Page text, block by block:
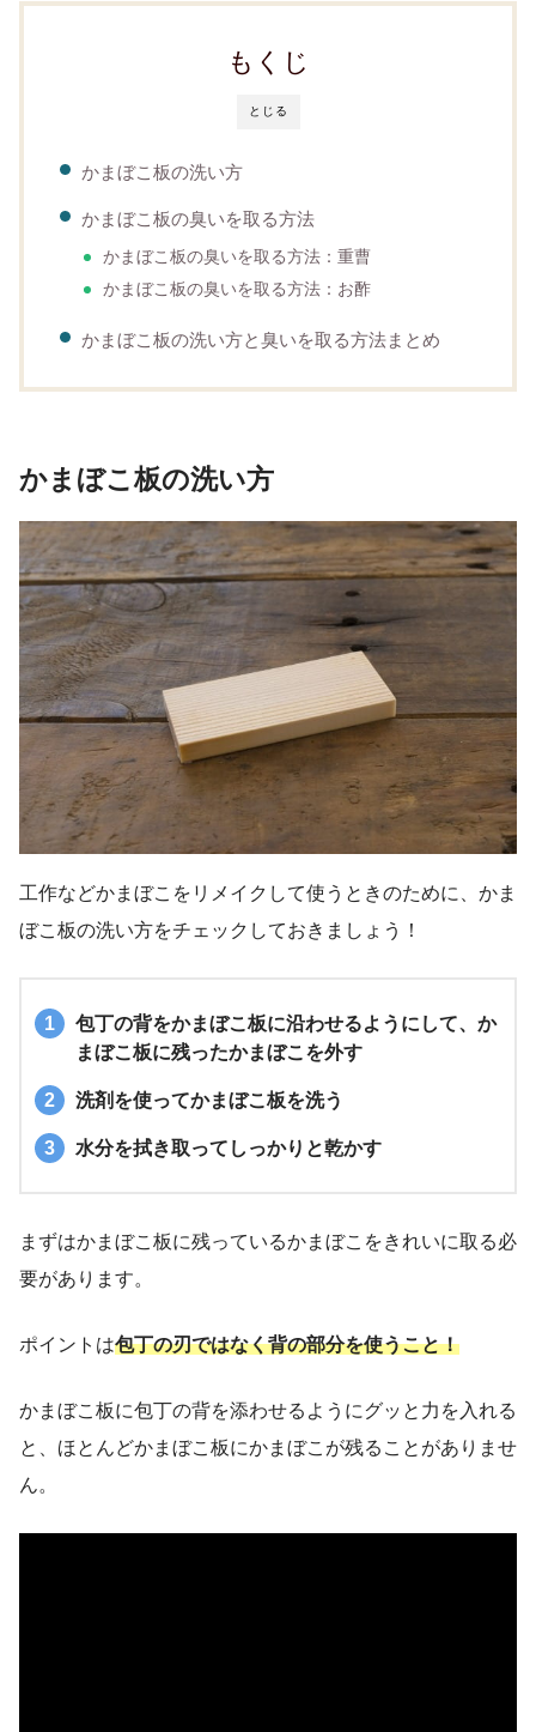
とじる
もくじ
かまぼこ板の洗い方
かまぼこ板の臭いを取る方法
かまぼこ板の臭いを取る方法：重曹
かまぼこ板の臭いを取る方法：お酢
かまぼこ板の洗い方と臭いを取る方法まとめ
かまぼこ板の洗い方
工作などかまぼこをリメイクして使うときのために、かま
ぼこ板の洗い方をチェックしておきましょう！
包丁の背をかまぼこ板に沿わせるようにして、か
まぼこ板に残ったかまぼこを外す
洗剤を使ってかまぼこ板を洗う
水分を拭き取ってしっかりと乾かす
まずはかまぼこ板に残っているかまぼこをきれいに取る必
要があります。
ポイントは包丁の刃ではなく背の部分を使うこと！
かまぼこ板に包丁の背を添わせるようにグッと力を入れる
と、ほとんどかまぼこ板にかまぼこが残ることがありませ
ん。